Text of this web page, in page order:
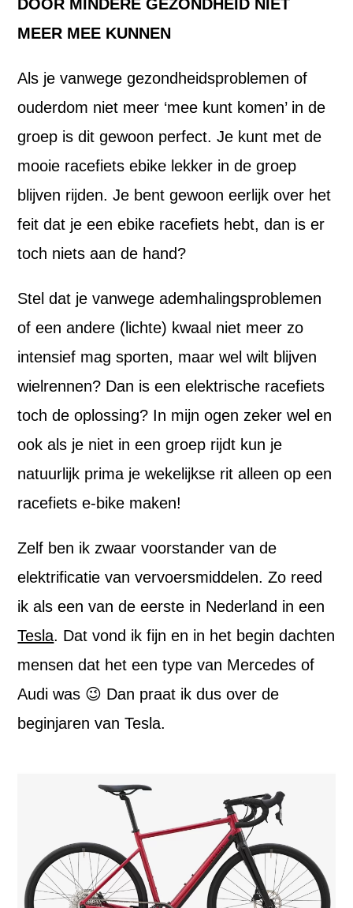
DOOR MINDERE GEZONDHEID NIET
MEER MEE KUNNEN
Als je vanwege gezondheidsproblemen of
ouderdom niet meer ‘mee kunt komen’ in de
groep is dit gewoon perfect. Je kunt met de
mooie racefiets ebike lekker in de groep
blijven rijden. Je bent gewoon eerlijk over het
feit dat je een ebike racefiets hebt, dan is er
toch niets aan de hand?
Stel dat je vanwege ademhalingsproblemen
of een andere (lichte) kwaal niet meer zo
intensief mag sporten, maar wel wilt blijven
wielrennen? Dan is een elektrische racefiets
toch de oplossing? In mijn ogen zeker wel en
ook als je niet in een groep rijdt kun je
natuurlijk prima je wekelijkse rit alleen op een
racefiets e-bike maken!
Zelf ben ik zwaar voorstander van de
elektrificatie van vervoersmiddelen. Zo reed
ik als een van de eerste in Nederland in een
Tesla. Dat vond ik fijn en in het begin dachten
mensen dat het een type van Mercedes of
Audi was 😉 Dan praat ik dus over de
beginjaren van Tesla.